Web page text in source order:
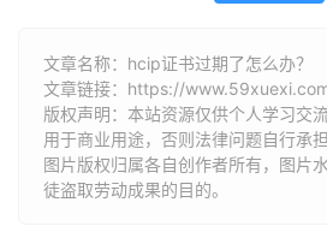
文章名称：hcip证书过期了怎么办？
文章链接： https://
版权声明：本站资源仅供个人学习交
用于商业用途，否则法律问题自行承担
图片版权归属各自创作者所有，图片
徒盗取劳动成果的目的。